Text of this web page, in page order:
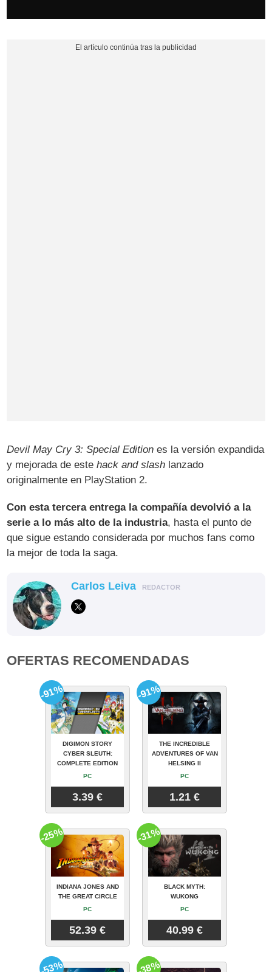
Devil May Cry 3: Special Edition es la versión expandida
y mejorada de estehack and slash lanzado
originalmente en PlayStation 2.
Con esta tercera entrega la compañía devolvió a la
serie a lo más alto de la industria, hasta el punto de
que sigue estando considerada por muchos fans como
la mejor de toda la saga.
Carlos Leiva REDACTOR
OFERTAS RECOMENDADAS
DIGIMON STORY
CYBER SLEUTH:
COMPLETE EDITION
PC
3.39 €
-91%
THE INCREDIBLE
ADVENTURES OF VAN
HELSING II
PC
1.21 €
-91%
INDIANA JONES AND
THE GREAT CIRCLE
PC
52.39 €
-25%
BLACK MYTH:
WUKONG
PC
40.99 €
-31%
-53% -38%